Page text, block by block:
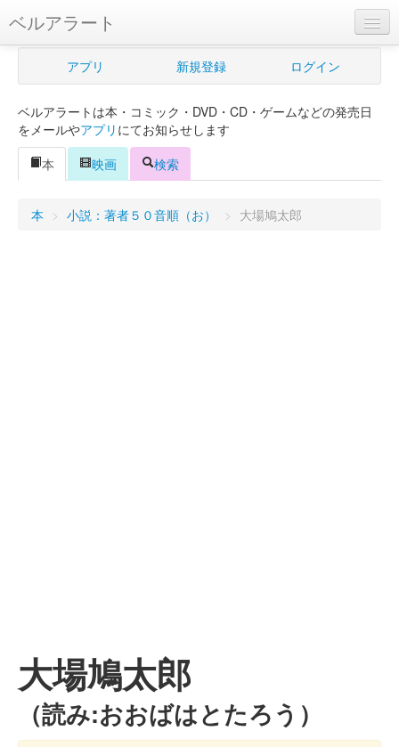
ベルアラート
ベルアラートとは
新規登録
ログイン
アプリ 新規登録 ログイン
ベルアラートは本・コミック・DVD・CD・ゲームなどの発売日
をメールやアプリ にてお知らせします
本
映画 検索
本 > 小説：著者５０音順（お） > 大場鳩太郎
大場鳩太郎
（読み:おおばはとたろう）